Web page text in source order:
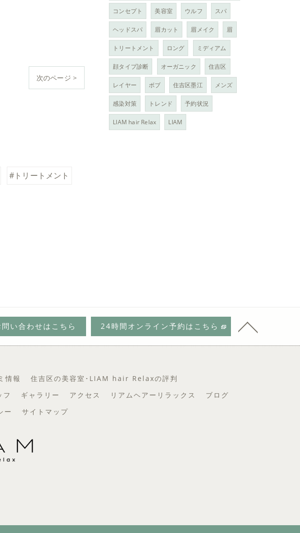
次のページ >
#トリートメント
コンセプト 美容室 ウルフ スパ
ヘッドスパ 眉カット 眉メイク 眉
トリートメント ロング ミディアム
顔タイプ診断 オーガニック 住吉区
レイヤー ボブ 住吉区墨江 メンズ
感染対策 トレンド 予約状況
LIAM hair Relax LIAM
問い合わせはこちら 24時間オンライン予約はこちら
情報
住吉区の美容室･LIAM hair Relaxの評判
フ ギャラリー アクセス リアムヘアーリラックス
ブログ
ー サイトマップ